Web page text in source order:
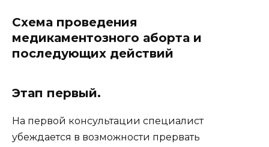
Схема проведения
медикаментозного аборта и
последующих действий
Этап первый.
На первой консультации специалист
убеждается в возможности прервать